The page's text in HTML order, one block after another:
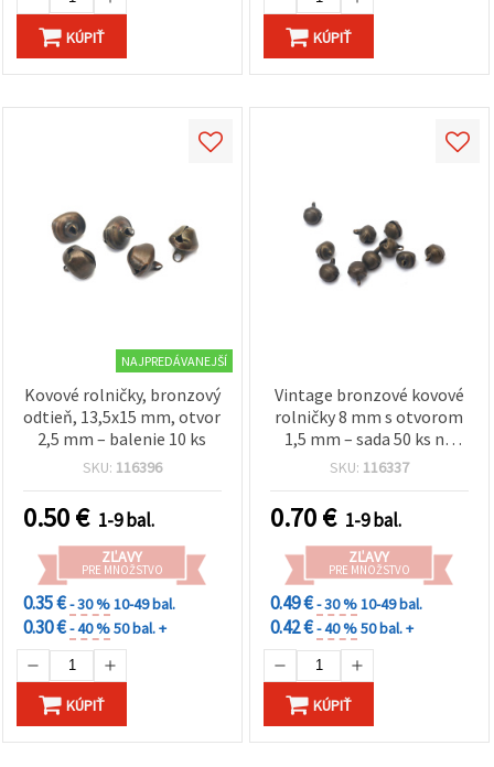
KÚPIŤ KÚPIŤ
NAJPREDÁVANEJŠÍ
Kovové rolničky, bronzový
odtieň, 13,5x15 mm, otvor
2,5 mm – balenie 10 ks
SKU: 116396
0.50€ 1-9 bal.
ZĽAVY
PRE MNOŽSTVO
0.35 €- 30 %10-49 bal.
0.30 €- 40 %50 bal. +
KÚPIŤ
Vintage bronzové kovové
rolničky 8 mm s otvorom
1,5 mm – sada 50 ks na
kreatívnu tvorbu šperkov,
dekorácie
SKU: 116337
0.70€ 1-9 bal.
ZĽAVY
PRE MNOŽSTVO
0.49 €- 30 %10-49 bal.
0.42 €- 40 %50 bal. +
KÚPIŤ